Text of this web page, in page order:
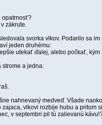
opatrnosť?
zákrute.
svorka vlkov. Podarilo sa
jeden druhému:
utekať ďalej, alebo počkať,
strome a jedna:
nahnevaný medveď. Všade
zajaca, vlkovi rozbije hubu a pritom
v septembri pil tú zalievanú